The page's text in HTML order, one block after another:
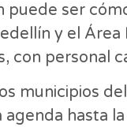
puede ser
y el
con personal
municipios
hasta